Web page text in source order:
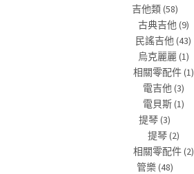
吉他類(58)
古典吉他(9)
民謠吉他(43)
烏克麗麗 (1)
相關零配件(1)
電吉他(3)
電貝斯(1)
提琴(3)
提琴(2)
相關零配件(2)
管樂(48)